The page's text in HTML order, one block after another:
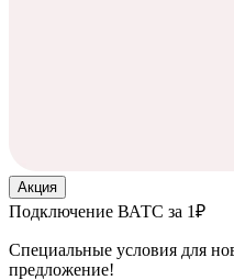
Акция
Подключение ВАТС за 1₽
Специальные условия для
предложение!